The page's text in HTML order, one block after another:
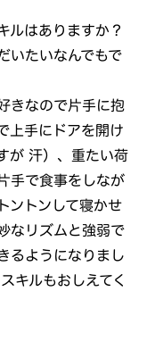
ルはありますか？
いたいなんでもで
きなので片手に抱
上手にドアを開け
が 汗）、重たい荷
手で食事をしなが
ントンして寝かせ
なリズムと強弱で
るようになりまし
キルもおしえてく